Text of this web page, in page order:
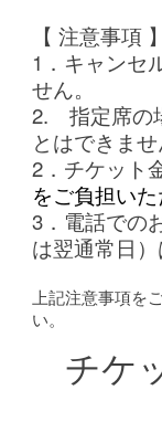
【 注意事項 】
1．キャンセ
せん。
2. 指定席の
とはできませ
2．チケット
をご負担い
3．電話での
は翌通常日）
上記注意事項を
い。
チケ